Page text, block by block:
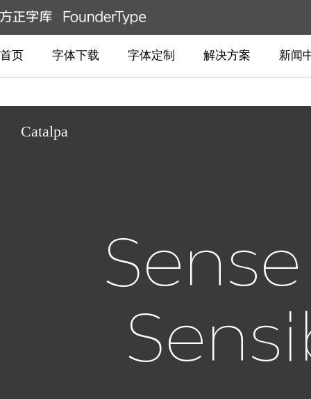
首页 字体下载 字体定制 解决方案 新闻
Catalpa